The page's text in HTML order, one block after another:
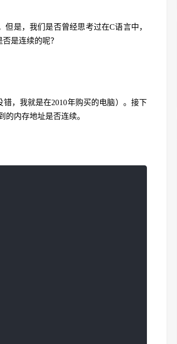
是，我们是否曾经思考过在C语言中，
是连续的呢？
，我就是在2010年购买的电脑）。接下
内存地址是否连续。